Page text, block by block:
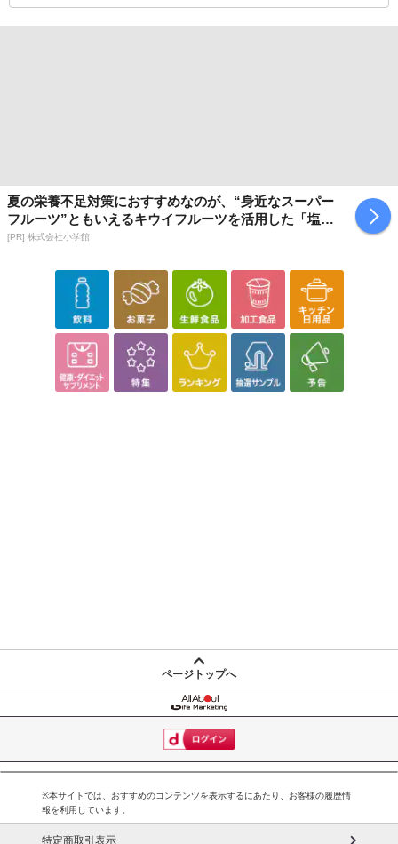
夏の栄養不足対策におすすめなのが、“身近なスーパー
フルーツ”ともいえるキウイフルーツを活用した「塩キ
ウイ」
[PR] 株式会社小学館
ページトップへ
※本サイトでは、おすすめのコンテンツを表示するにあたり、お客様の履歴情
報を利用しています。
特定商取引表示